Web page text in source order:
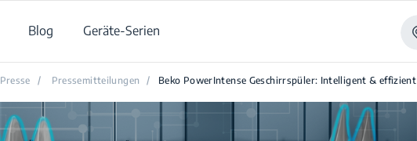
Blog Geräte-Serien
Presse / Pressemitteilungen / Beko PowerIntense Geschirrspüler: Intelligent & effizient